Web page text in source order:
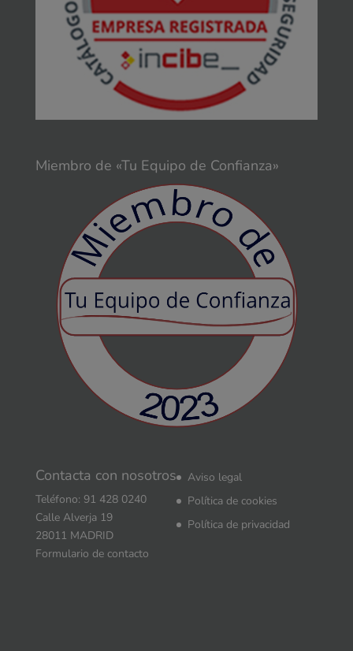
Miembro de «Tu Equipo de Confianza»
Contacta con nosotros
Teléfono: 91 428 0240
Calle Alverja 19
28011 MADRID
Formulario de contacto
Aviso legal
Política de cookies
Política de privacidad